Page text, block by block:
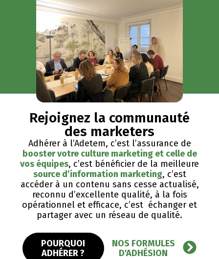
Rejoignez la communauté
des marketers
Adhérer à l’Adetem, c’est l’assurance de
booster votre culture marketing et celle de
vos équipes, c’est bénéficier de la meilleure
source d’information marketing, c’est
accéder à un contenu sans cesse actualisé,
reconnu d’excellente qualité, ​à la fois
opérationnel et efficace, c’est échanger et
partager avec un réseau de qualité.
POURQUOI
ADHÉRER ?
NOS FORMULES
D'ADHÉSION